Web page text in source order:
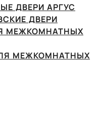
ДВЕРИ АРГУС
ДВЕРИ
МЕЖКОМНАТНЫХ
МЕЖКОМНАТНЫХ